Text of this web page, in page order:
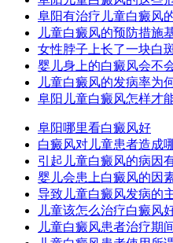
阜阳有治疗儿童白癜风
儿童白癜风的预防措施
女性脖子上长了一块白
婴儿身上的白癜风会不
儿童白癜风的发病率为
阜阳儿童白癜风怎样才
阜阳哪里看白癜风好
白癜风对儿童患者造成
引起儿童白癜风的病因
婴儿会患上白癜风的因
导致儿童白癜风发病的
儿童该怎么治疗白癜风
儿童白癜风患者治疗期